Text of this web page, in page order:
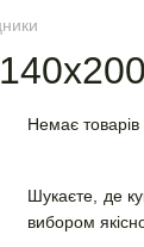
Шукаєте, де
вибором
Немає товарів